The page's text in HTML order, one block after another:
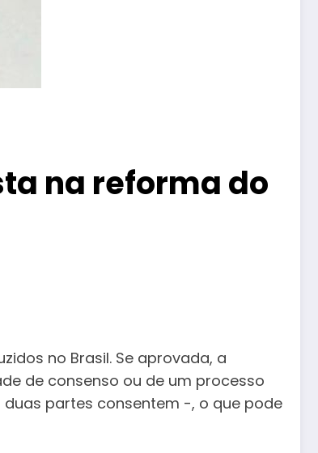
na reforma do
no Brasil. Se aprovada, a
de consenso ou de um processo
partes consentem -, o que pode